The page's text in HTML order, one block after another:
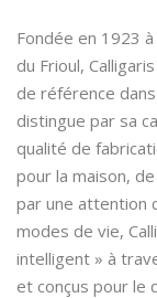
Fondée en 1923
du Frioul,
de référence
distingue par sa
qualité de
pour la maison,
par une attention
modes de vie,
intelligent » à
et conçus pour le